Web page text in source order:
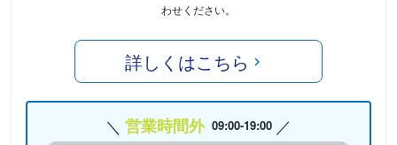
わせください。
詳しくはこちら
営業時間外 09:00-19:00